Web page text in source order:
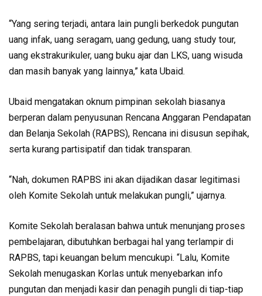
“Yang sering terjadi, antara lain pungli berkedok pungutan
uang infak, uang seragam, uang gedung, uang study tour,
uang ekstrakurikuler, uang buku ajar dan LKS, uang wisuda
dan masih banyak yang lainnya,” kata Ubaid.
Ubaid mengatakan oknum pimpinan sekolah biasanya
berperan dalam penyusunan Rencana Anggaran Pendapatan
dan Belanja Sekolah (RAPBS), Rencana ini disusun sepihak,
serta kurang partisipatif dan tidak transparan.
“Nah, dokumen RAPBS ini akan dijadikan dasar legitimasi
oleh Komite Sekolah untuk melakukan pungli,” ujarnya.
Komite Sekolah beralasan bahwa untuk menunjang proses
pembelajaran, dibutuhkan berbagai hal yang terlampir di
RAPBS, tapi keuangan belum mencukupi. “Lalu, Komite
Sekolah menugaskan Korlas untuk menyebarkan info
pungutan dan menjadi kasir dan penagih pungli di tiap-tiap